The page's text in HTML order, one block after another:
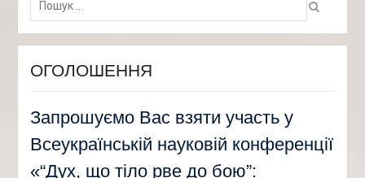
ОГОЛОШЕННЯ
Запрошуємо Вас взяти участь у
Всеукраїнській науковій конференції
«“Дух, що тіло рве до бою”: